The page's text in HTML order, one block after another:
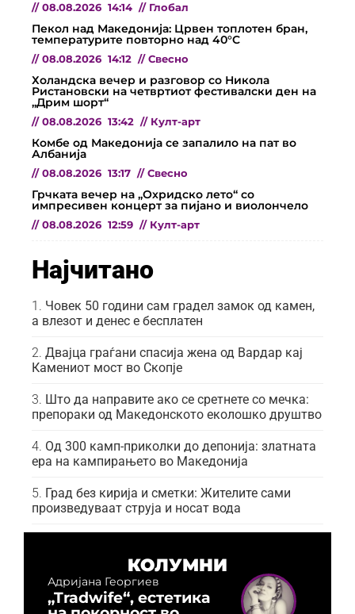
// 08.08.2026 14:14 // Глобал
Пекол над Македонија: Црвен топлотен бран,
температурите повторно над 40°C
// 08.08.2026 14:12 // Свесно
Холандска вечер и разговор со Никола
Ристановски на четвртиот фестивалски ден на
„Дрим шорт“
// 08.08.2026 13:42 // Култ-арт
Комбе од Македонија се запалило на пат во
Албанија
// 08.08.2026 13:17 // Свесно
Грчката вечер на „Охридско лето“ со
импресивен концерт за пијано и виолончело
// 08.08.2026 12:59 // Култ-арт
Најчитано
Човек 50 години сам градел замок од камен,
а влезот и денес е бесплатен
Двајца граѓани спасија жена од Вардар кај
Камениот мост во Скопје
Што да направите ако се сретнете со мечка:
препораки од Македонското еколошко друштво
Од 300 камп-приколки до депонија: златната
ера на кампирањето во Македонија
Град без кирија и сметки: Жителите сами
произведуваат струја и носат вода
КОЛУМНИ
Адријана Георгиев
„Tradwife“, естетика